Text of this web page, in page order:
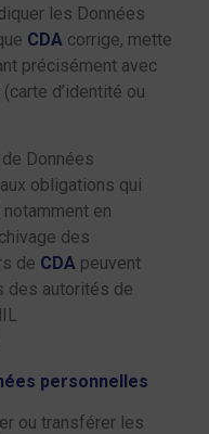
les Données
CDA corrige, mette
précisément avec
d’identité ou
Données
obligations qui
notamment en
des
de CDA peuvent
des autorités de
personnelles
ou transférer les